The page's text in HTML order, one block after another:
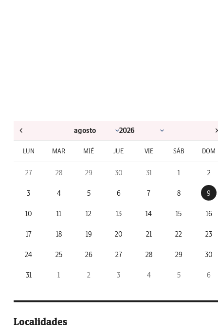
LUN MAR MIÉ JUE VIE SÁB DOM
27 28 29 30 31 1 2
3 4 5 6 7 8 9
10 11 12 13 14 15 16
17 18 19 20 21 22 23
24 25 26 27 28 29 30
31 1 2 3 4 5 6
Localidades